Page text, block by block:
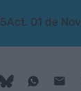
Act. 01 de